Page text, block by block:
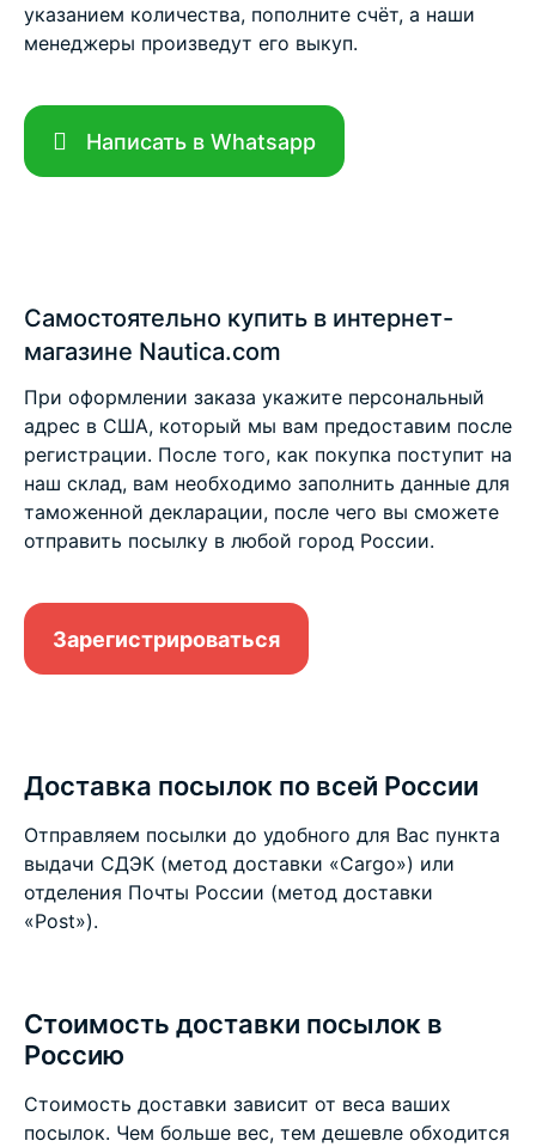
указанием количества, пополните счёт, а наши
менеджеры произведут его выкуп.
Написать в Whatsapp
Самостоятельно купить в интернет-
магазине Nautica.com
При оформлении заказа укажите персональный
адрес в США, который мы вам предоставим после
регистрации. После того, как покупка поступит на
наш склад, вам необходимо заполнить данные для
таможенной декларации, после чего вы сможете
отправить посылку в любой город России.
Зарегистрироваться
Доставка посылок по всей России
Отправляем посылки до удобного для Вас пункта
выдачи СДЭК (метод доставки «Cargo») или
отделения Почты России (метод доставки
«Post»).
Стоимость доставки посылок в
Россию
Стоимость доставки зависит от веса ваших
посылок. Чем больше вес, тем дешевле обходится